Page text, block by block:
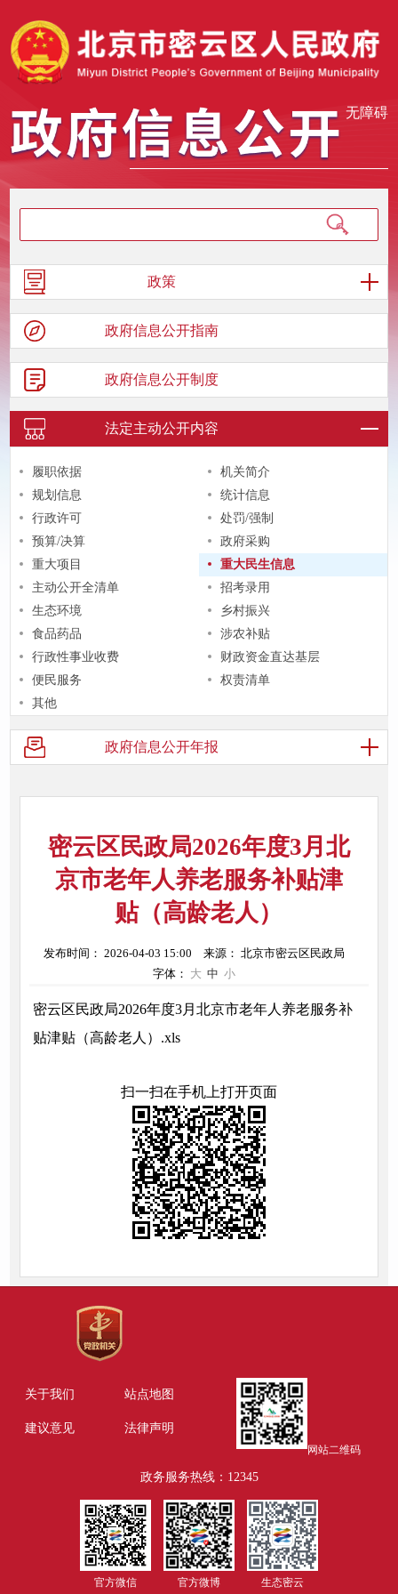
无障碍
政策
政府信息公开指南
政府信息公开制度
法定主动公开内容
履职依据
机关简介
规划信息
统计信息
行政许可
处罚/强制
预算/决算
政府采购
重大项目
重大民生信息
主动公开全清单
招考录用
生态环境
乡村振兴
食品药品
涉农补贴
行政性事业收费
财政资金直达基层
便民服务
权责清单
其他
政府信息公开年报
密云区民政局2026年度3月北
京市老年人养老服务补贴津
贴（高龄老人）
发布时间： 2026-04-03 15:00
来源： 北京市密云区民政局
字体： 大 中 小
密云区民政局2026年度3月北京市老年人养老服务补
贴津贴（高龄老人）.xls
扫一扫在手机上打开页面
关于我们 站点地图
建议意见 法律声明
网站二维码
政务服务热线：12345
官方微信 官方微博 生态密云